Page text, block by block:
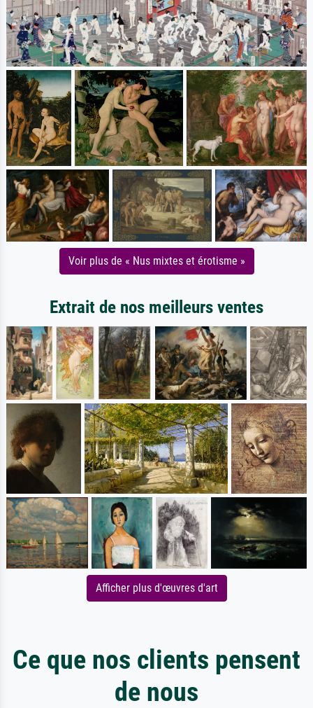
Voir plus de « Nus mixtes et érotisme »
Extrait de nos meilleurs ventes
Afficher plus d'œuvres d'art
Ce que nos clients pensent
de nous